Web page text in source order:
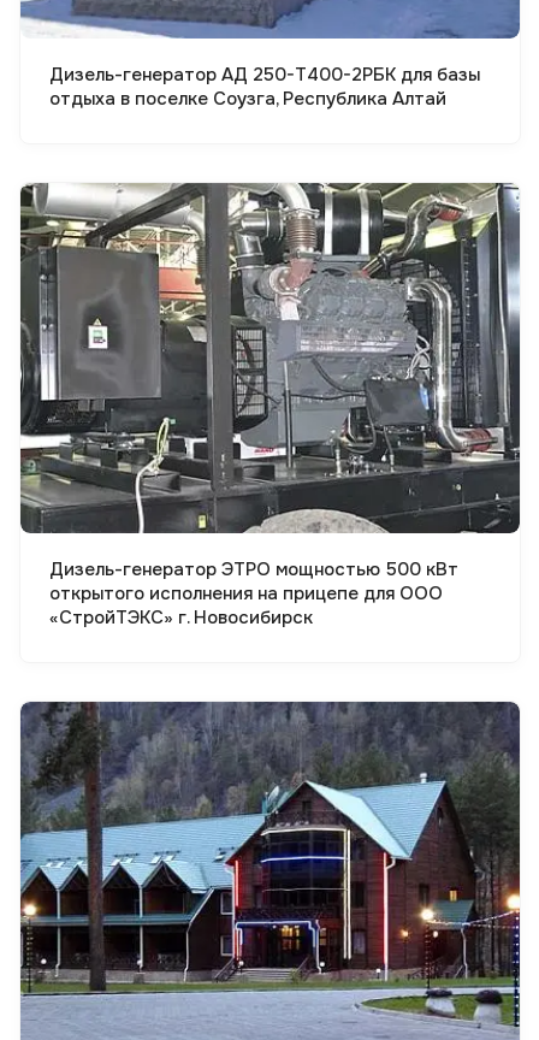
Дизель-генератор АД 250-Т400-2РБК для базы
отдыха в поселке Соузга, Республика Алтай
Смотреть проект
Дизель-генератор ЭТРО мощностью 500 кВт
открытого исполнения на прицепе для ООО
«СтройТЭКС» г. Новосибирск
Смотреть проект